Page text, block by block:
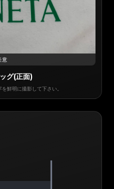
意
グ(正面)
鮮明に撮影して下さい。